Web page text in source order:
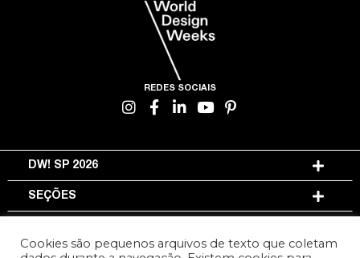
REDES SOCIAIS
DW! SP 2026
SEÇÕES
Cookies são pequenos arquivos de texto que coletam